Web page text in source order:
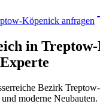
Köpenick anfragen
in
Bezirk
moderne Neubauten.